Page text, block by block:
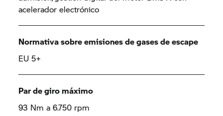
acelerador electrónico
Normativa sobre emisiones de gases de escape
EU 5+
Par de giro máximo
93 Nm a 6.750 rpm